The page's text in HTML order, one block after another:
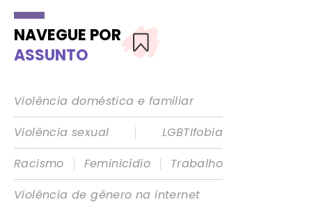
NAVEGUE POR
ASSUNTO
Violência doméstica e familiar
Violência sexual
|
LGBTIfobia
Racismo
| Feminicídio |
Trabalho
Violência de gênero na internet